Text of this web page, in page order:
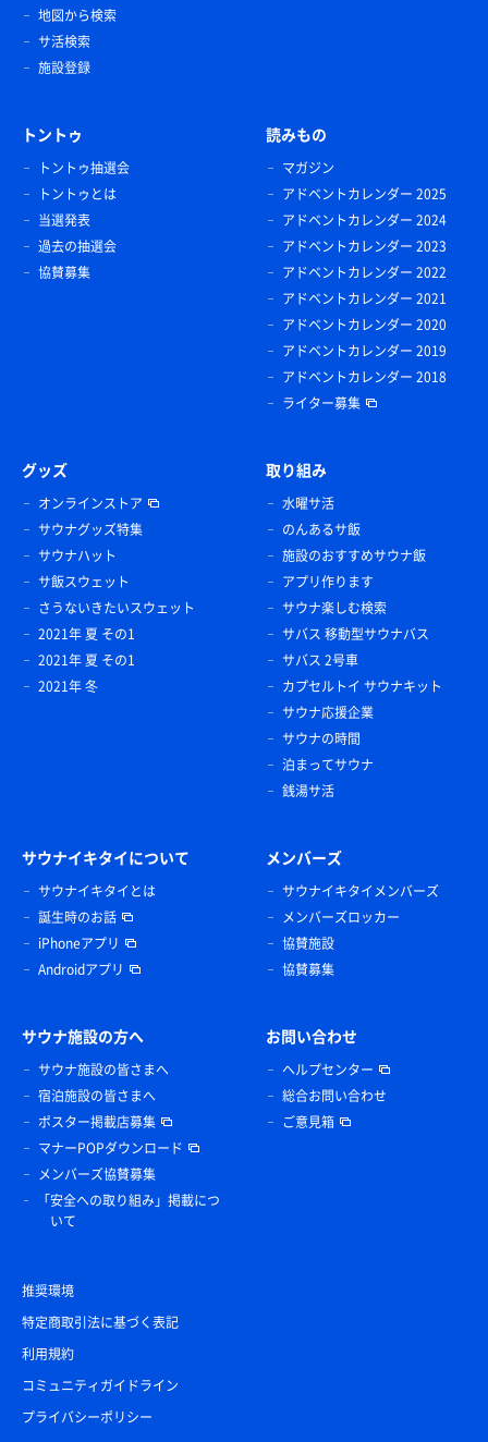
地図から検索
サ活検索
施設登録
トントゥ
トントゥ抽選会
トントゥとは
当選発表
過去の抽選会
協賛募集
読みもの
マガジン
アドベントカレンダー 2025
アドベントカレンダー 2024
アドベントカレンダー 2023
アドベントカレンダー 2022
アドベントカレンダー 2021
アドベントカレンダー 2020
アドベントカレンダー 2019
アドベントカレンダー 2018
ライター募集
グッズ
オンラインストア
サウナグッズ特集
サウナハット
サ飯スウェット
さうないきたいスウェット
2021年 夏 その1
2021年 夏 その1
2021年 冬
取り組み
水曜サ活
のんあるサ飯
施設のおすすめサウナ飯
アプリ作ります
サウナ楽しむ検索
サバス 移動型サウナバス
サバス 2号車
カプセルトイ サウナキット
サウナ応援企業
サウナの時間
泊まってサウナ
銭湯サ活
サウナイキタイについて
サウナイキタイとは
誕生時のお話
iPhoneアプリ
Androidアプリ
メンバーズ
サウナイキタイメンバーズ
メンバーズロッカー
協賛施設
協賛募集
サウナ施設の方へ
サウナ施設の皆さまへ
宿泊施設の皆さまへ
ポスター掲載店募集
マナーPOPダウンロード
メンバーズ協賛募集
「安全への取り組み」掲載につ
いて
お問い合わせ
ヘルプセンター
総合お問い合わせ
ご意見箱
推奨環境
特定商取引法に基づく表記
利用規約
コミュニティガイドライン
プライバシーポリシー